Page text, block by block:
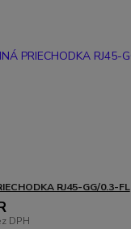
RJ45-GG/0.3-FL
DPH